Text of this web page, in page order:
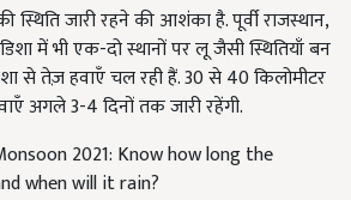
स्थिति जारी रहने की आशंका है. पूर्वी राजस्थान,
में भी एक-दो स्थानों पर लू जैसी स्थितियाँ बन
से तेज़ हवाएँ चल रही हैं. 30 से 40 किलोमीटर
अगले 3-4 दिनों तक जारी रहेंगी.
2021: Know how long the
when will it rain?